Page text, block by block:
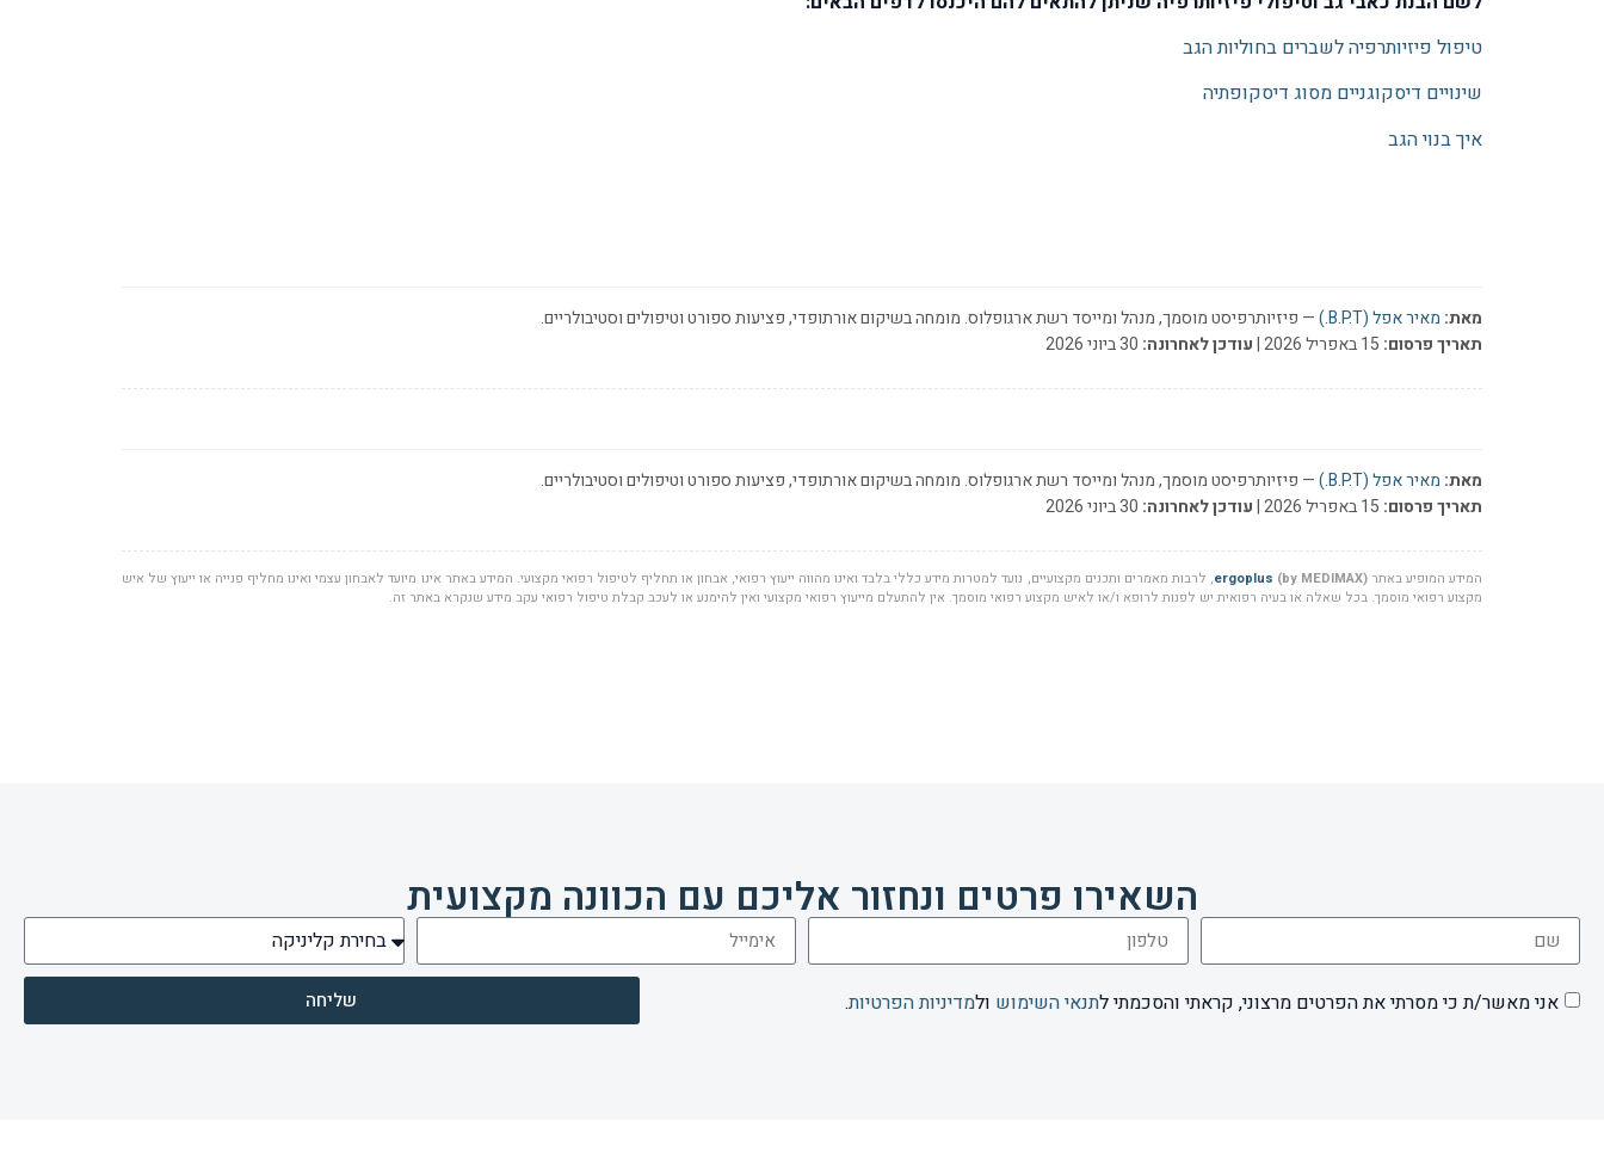
טיפול פיזיותרפיה לשברים בחוליות הגב
שינויים דיסקוגניים מסוג דיסקופתיה
איך בנוי הגב
מאת: מאיר אפל (B.P.T.)
— פיזיותרפיסט מוסמך, מנהל ומייסד רשת ארגופלוס. מומחה בשיקום אורתופדי, פציעות ספורט וטיפולים וסטיבולריים.
תאריך פרסום:
עודכן לאחרונה:
מאת: מאיר אפל (B.P.T.)
— פיזיותרפיסט מוסמך, מנהל ומייסד רשת ארגופלוס. מומחה בשיקום אורתופדי, פציעות ספורט וטיפולים וסטיבולריים.
תאריך פרסום:
עודכן לאחרונה:
המידע המופיע באתר ergoplus (by MEDIMAX)
, לרבות מאמרים ותכנים מקצועיים, נועד למטרות מידע כללי בלבד ואינו מהווה ייעוץ רפואי, אבחון או תחליף לטיפול רפואי מקצועי. המידע באתר אינו מיועד לאבחון עצמי ואינו מחליף פנייה או ייעוץ של איש
מקצוע רפואי מוסמך. בכל שאלה או בעיה רפואית יש לפנות לרופא ו/או לאיש מקצוע רפואי מוסמך. אין להתעלם מייעוץ רפואי מקצועי ואין להימנע או לעכב קבלת טיפול רפואי עקב מידע שנקרא באתר זה.
השאירו פרטים ונחזור אליכם עם הכוונה מקצועית
אני מאשר/ת כי מסרתי את הפרטים מרצוני, קראתי והסכמתי לתנאי השימוש ולמדיניות הפרטיות. שליחה